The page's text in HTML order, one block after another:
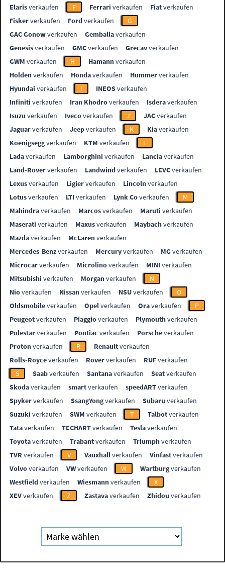
Elarisverkaufen F Ferrari verkaufen Fiatverkaufen
Fiskerverkaufen Fordverkaufen
G
GAC Gonowverkaufen Gemballaverkaufen
Genesisverkaufen GMCverkaufen Grecavverkaufen
GWM verkaufen H Hamannverkaufen
Holdenverkaufen Hondaverkaufen Hummerverkaufen
Hyundai verkaufen I INEOSverkaufen
Infiniti verkaufen Iran Khodroverkaufen Isderaverkaufen
Isuzu verkaufen Ivecoverkaufen J JACverkaufen
Jaguarverkaufen Jeepverkaufen K Kiaverkaufen
Koenigseggverkaufen KTM verkaufen
L
Ladaverkaufen Lamborghini verkaufen Lanciaverkaufen
Land-Roververkaufen Landwindverkaufen LEVCverkaufen
Lexusverkaufen Ligierverkaufen Lincolnverkaufen
Lotusverkaufen LTIverkaufen Lynk Coverkaufen
M
Mahindraverkaufen Marcosverkaufen Maruti verkaufen
Maserati verkaufen Maxusverkaufen Maybachverkaufen
Mazdaverkaufen McLarenverkaufen
Mercedes-Benzverkaufen Mercuryverkaufen MGverkaufen
Microcarverkaufen Microlinoverkaufen MINIverkaufen
Mitsubishi verkaufen Morganverkaufen
N
Nioverkaufen Nissanverkaufen NSUverkaufen
O
Oldsmobileverkaufen Opelverkaufen Oraverkaufen
P
Peugeotverkaufen Piaggioverkaufen Plymouthverkaufen
Polestarverkaufen Pontiac verkaufen Porscheverkaufen
Protonverkaufen R Renaultverkaufen
Rolls-Royceverkaufen Roververkaufen RUFverkaufen
S
Saabverkaufen Santanaverkaufen Seatverkaufen
Skodaverkaufen smartverkaufen speedARTverkaufen
Spykerverkaufen SsangYongverkaufen Subaru verkaufen
Suzuki verkaufen SWM verkaufen T Talbotverkaufen
Tataverkaufen TECHARTverkaufen Teslaverkaufen
Toyotaverkaufen Trabantverkaufen Triumphverkaufen
TVR verkaufen V Vauxhallverkaufen Vinfastverkaufen
Volvoverkaufen VWverkaufen W Wartburgverkaufen
Westfieldverkaufen Wiesmannverkaufen
X
XEVverkaufen Z Zastavaverkaufen Zhidou verkaufen